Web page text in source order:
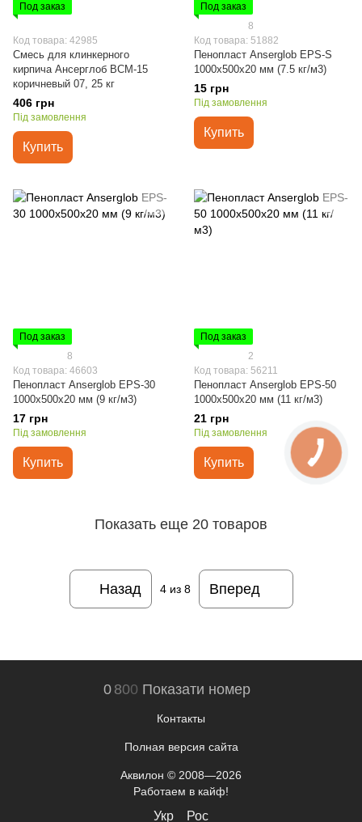
Под заказ
Код товара: 42985
Смесь для клинкерного
кирпича Ансерглоб ВСМ-15
коричневый 07, 25 кг
406 грн
Під замовлення
Купить
Под заказ
8
Код товара: 51882
Пенопласт Anserglob EPS-S
1000х500х20 мм (7.5 кг/м3)
15 грн
Під замовлення
Купить
Под заказ
8
Код товара: 46603
Пенопласт Anserglob EPS-30
1000х500х20 мм (9 кг/м3)
17 грн
Під замовлення
Купить
Под заказ
2
Код товара: 56211
Пенопласт Anserglob EPS-50
1000х500х20 мм (11 кг/м3)
21 грн
Під замовлення
Купить
Показать еще 20 товаров
Назад 4из 8 Вперед
0 800 Показати номер
Контакты
Полная версия сайта
Аквилон © 2008—2026
Работаем в кайф!
Укр Рос